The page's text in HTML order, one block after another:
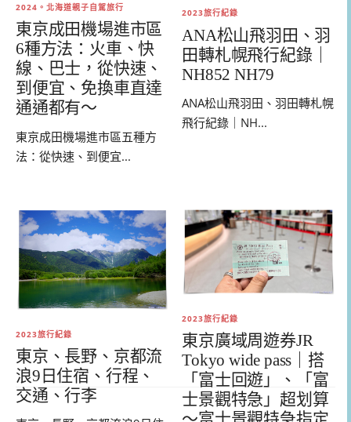
2024。北海道親子自駕旅行
東京成田機場進市區
6種方法：火車、快
線、巴士，從快速、
到便宜、免換車直達
通通都有～
東京成田機場進市區五種方
法：從快速、到便宜...
2023旅行紀錄
ANA松山飛羽田、羽
田轉札幌飛行紀錄｜
NH852 NH79
ANA松山飛羽田、羽田轉札幌
飛行紀錄｜NH...
2023旅行紀錄
東京、長野、京都流
浪9日住宿、行程、
交通、行李
2023旅行紀錄
東京廣域周遊券JR
Tokyo wide pass｜搭
「富士回遊」、「富
士景觀特急」超划算